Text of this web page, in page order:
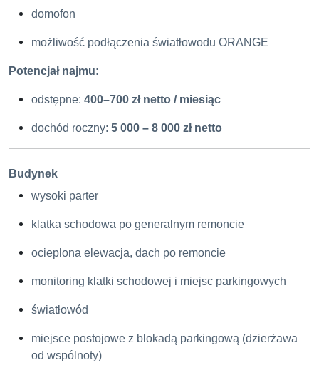
domofon
możliwość podłączenia światłowodu ORANGE
Potencjał najmu:
odstępne: 400–700 zł netto / miesiąc
dochód roczny: 5 000 – 8 000 zł netto
Budynek
wysoki parter
klatka schodowa po generalnym remoncie
ocieplona elewacja, dach po remoncie
monitoring klatki schodowej i miejsc parkingowych
światłowód
miejsce postojowe z blokadą parkingową (dzierżawa
od wspólnoty)